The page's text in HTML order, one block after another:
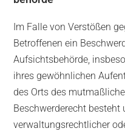
Im Falle von Verstößen
Betroffenen ein
Aufsichtsbehörde,
ihres gewöhnlichen
des Orts des
Beschwerderecht
verwaltungsrechtlicher